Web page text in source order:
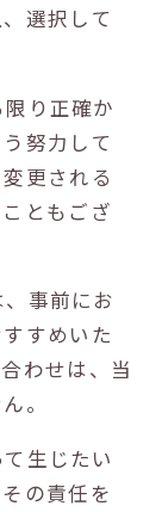
選択して
り正確か
努力して
更される
ともござ
事前にお
すめいた
わせは、当
。
生じたい
の責任を